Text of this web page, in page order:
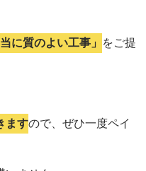
に質のよい工事」
をご提
ますので、ぜひ一度ペイ